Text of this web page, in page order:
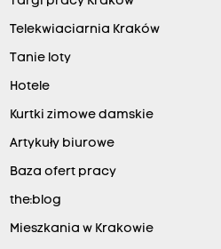
Telekwiaciarnia Kraków
Tanie loty
Hotele
Kurtki zimowe damskie
Artykuły biurowe
Baza ofert pracy
the:blog
Mieszkania w Krakowie